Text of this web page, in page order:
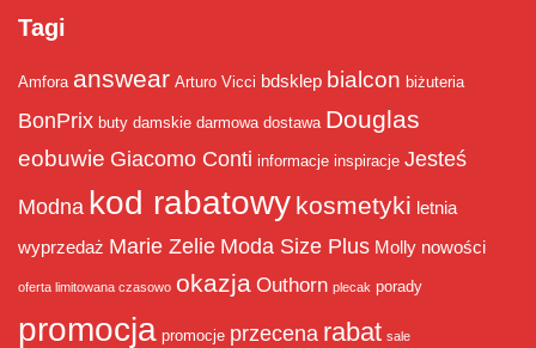
Tagi
Amfora answear Arturo Vicci bdsklep bialcon biżuteria
BonPrix buty damskie darmowa dostawa Douglas
eobuwie Giacomo Conti informacje inspiracje Jesteś
Modna kod rabatowy kosmetyki letnia
wyprzedaż Marie Zelie Moda Size Plus Molly nowości
oferta limitowana czasowo okazja Outhorn plecak porady
promocja promocje przecena rabat sale